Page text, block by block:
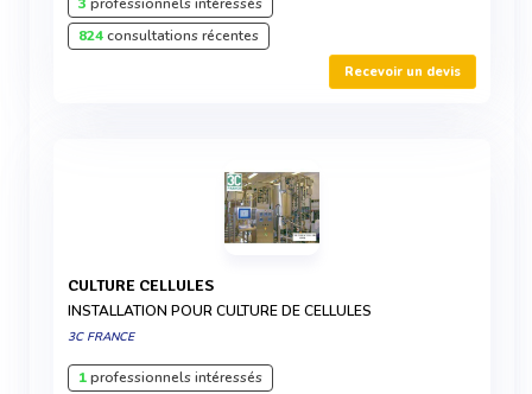
824consultations récentes
Recevoir un devis
CULTURE CELLULES
INSTALLATION POUR CULTURE DE CELLULES
3C FRANCE
1professionnels intéressés